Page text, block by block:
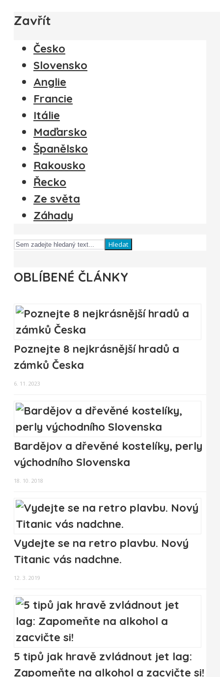
Zavřít
Česko
Slovensko
Anglie
Francie
Itálie
Maďarsko
Španělsko
Rakousko
Řecko
Ze světa
Záhady
Hledat
OBLÍBENÉ ČLÁNKY
Poznejte 8 nejkrásnější hradů a
zámků Česka
6. 11. 2023
Bardějov a dřevěné kostelíky, perly
východního Slovenska
18. 10. 2018
Vydejte se na retro plavbu. Nový
Titanic vás nadchne.
12. 3. 2019
5 tipů jak hravě zvládnout jet lag:
Zapomeňte na alkohol a zacvičte si!